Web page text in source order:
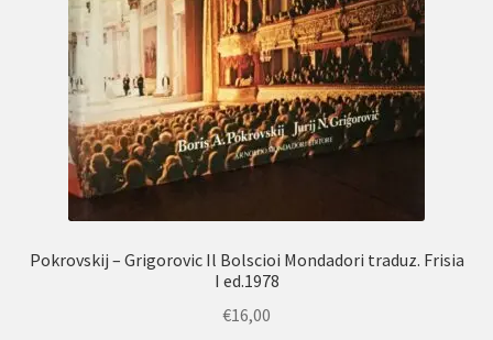
Pokrovskij – Grigorovic Il Bolscioi Mondadori traduz. Frisia
I ed.1978
€16,00